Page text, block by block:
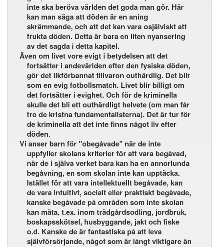
inte ska beröva världen det goda man gör. Här
kan man säga att döden är en aning
skrämmande, och att det kan vara osjälviskt att
frukta döden. Detta är bara en liten nyansering
av det sagda i detta kapitel.
Även om livet vore evigt i betydelsen att det
fortsätter i andevärlden efter den fysiska döden,
gör det likförbannat tillvaron outhärdlig. Det blir
som en evig fotbollsmatch. Livet blir billigt om
det fortsätter i evighet. Och för de kriminella
skulle det bli ett outhärdligt helvete (om man får
tro de kristna fundamentalisterna). Det är tur för
de kriminella att det inte finns något liv efter
döden.
Vi anser barn för "obegåvade" när de inte
uppfyller skolans kriterier för att vara begåvad,
när de i själva verket bara kan ha en annorlunda
begåvning, en som skolan inte kan upptäcka.
Istället för att vara intellektuellt begåvade, kan
de vara intuitivt, socialt eller praktiskt begåvade,
kanske begåvade på områden som inte skolan
kan mäta, t.ex. inom trädgårdsodling, jordbruk,
boskapsskötsel, husbyggande, jakt och fiske
o.d. Kanske de är fantastiska på att leva
självförsörjande, något som är långt viktigare än